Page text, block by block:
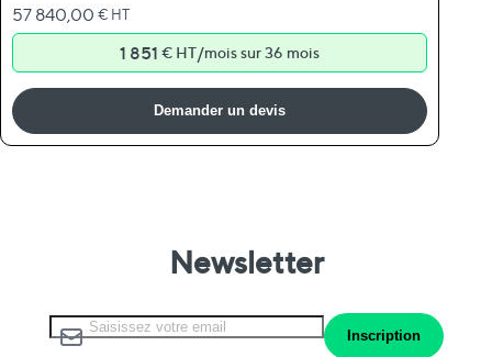
57 840,00 € HT
1 851 € HT/mois sur 36 mois
Demander un devis
Newsletter
Inscription à notre lettre d’information :
Inscription